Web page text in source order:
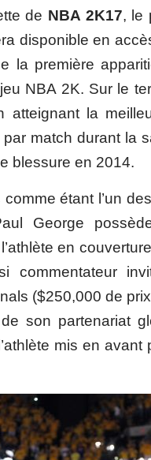
de NBA 2K17, le
disponible en
la première
NBA 2K. Sur le
atteignant la
match durant la
blessure en 2014.
étant l’un
George
en
commentateur
($250,000 de
son partenariat
mis en avant